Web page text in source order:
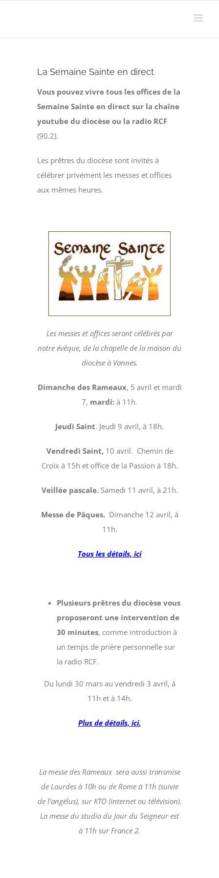
contenu
La Semaine Sainte en direct
Vous pouvez vivre tous les offices de la
Semaine Sainte en direct sur la chaîne
youtube du diocèse ou la radio RCF
(90.2).
Les prêtres du diocèse sont invités à
célébrer privément les messes et offices
aux mêmes heures.
Les messes et offices seront célébrés par
notre évêque, de la chapelle de la maison du
diocèse à Vannes.
Dimanche des Rameaux, 5 avril et mardi
7, mardi: à 11h.
Jeudi Saint. Jeudi 9 avril, à 18h.
Vendredi Saint,10 avril. Chemin de
Croix à 15h et office de la Passion à 18h.
Veillée pascale.Samedi 11 avril, à 21h.
Messe de Pâques. Dimanche 12 avril, à
11h.
Tous les détails, ici
Plusieurs prêtres du diocèse vous
proposeront une intervention de
30 minutes, comme introduction à
un temps de prière personnelle sur
la radio RCF.
Du lundi 30 mars au vendredi 3 avril, à
11h et à 14h.
Plus de détails, ici.
La messe des Rameaux sera aussi transmise
de Lourdes à 10h ou de Rome à 11h (suivie
de l’angélus), sur KTO (internet ou télévision).
La messe du studio du Jour du Seigneur est
à 11h sur France 2.